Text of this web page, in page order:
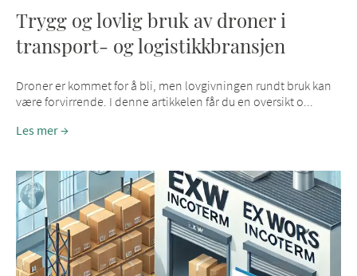
Trygg og lovlig bruk av droner i
transport- og logistikkbransjen
Droner er kommet for å bli, men lovgivningen rundt bruk kan
være forvirrende. I denne artikkelen får du en oversikt o...
Les mer